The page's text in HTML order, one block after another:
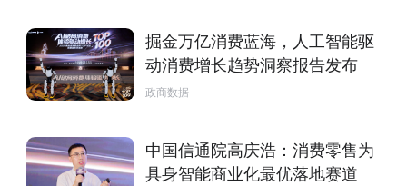
掘金万亿消费蓝海，人工智能驱
动消费增长趋势洞察报告发布
政商数据
中国信通院高庆浩：消费零售为
具身智能商业化最优落地赛道